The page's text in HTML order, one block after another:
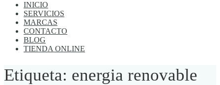
INICIO
SERVICIOS
MARCAS
CONTACTO
BLOG
TIENDA ONLINE
Etiqueta: energia renovable